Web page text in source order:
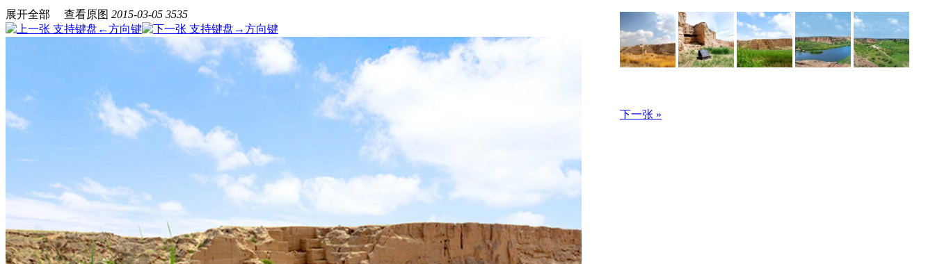
展开全部 查看原图 2015-03-05 3535
下一张 »